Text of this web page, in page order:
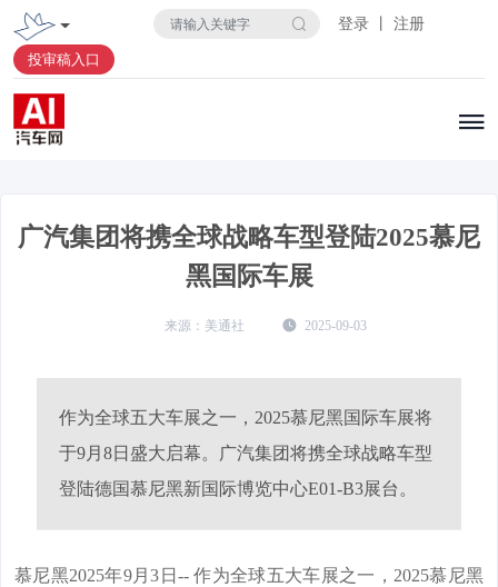
登录 丨 注册
投审稿入口
广汽集团将携全球战略车型登陆2025慕尼
黑国际车展
美通社 2025-09-03
作为全球五大车展之一，2025慕尼黑国际车展将
于9月8日盛大启幕。广汽集团将携全球战略车型
登陆德国慕尼黑新国际博览中心E01-B3展台。
慕尼黑2025年9月3日-- 作为全球五大车展之一，2025慕尼黑